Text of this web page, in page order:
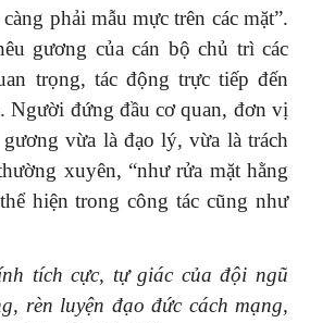
phải mẫu mực trên các mặt”.
gương của cán bộ chủ trì các
trọng, tác động trực tiếp đến
Người đứng đầu cơ quan, đơn vị
vừa là đạo lý, vừa là trách
xuyên, “như rửa mặt hằng
hiện trong công tác cũng như
tích cực, tự giác của đội ngũ
rèn luyện đạo đức cách mạng,